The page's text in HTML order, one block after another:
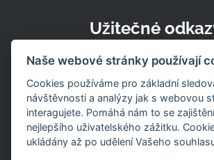
Užitečné
O družstvu
Naše prodejny
Pracovní místa
Aktuality
Uzavřené prodejny
Stažení výrobku
Naše webové stránky používají
Cookies používáme pro základní
návštěvnosti a analýzy jak s webovou
interagujete. Pomáhá nám to se
nejlepšího uživatelského zážitku.
ukládány až po udělení Vašeho